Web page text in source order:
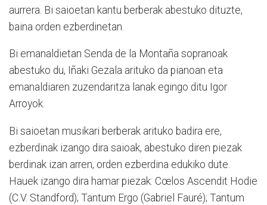
aurrera. Bi saioetan kantu berberak abestuko dituzte,
baina orden ezberdinetan.
Bi emanaldietan Senda de la Montaña sopranoak
abestuko du, Iñaki Gezala arituko da pianoan eta
emanaldiaren zuzendaritza lanak egingo ditu Igor
Arroyok.
Bi saioetan musikari berberak arituko badira ere,
ezberdinak izango dira saioak, abestuko diren piezak
berdinak izan arren, orden ezberdina edukiko dute.
Hauek izango dira hamar piezak: Cœlos Ascendit Hodie
(C.V. Standford); Tantum Ergo (Gabriel Fauré); Tantum